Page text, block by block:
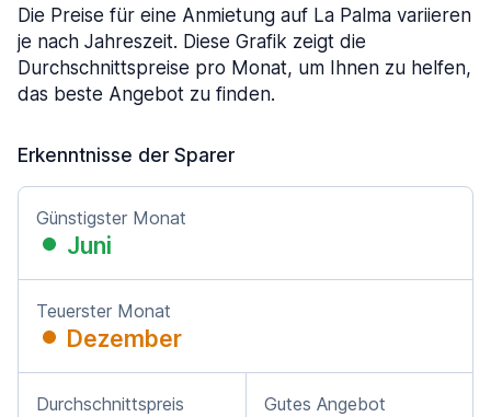
Die Preise für eine Anmietung auf La Palma variieren
je nach Jahreszeit. Diese Grafik zeigt die
Durchschnittspreise pro Monat, um Ihnen zu helfen,
das beste Angebot zu finden.
Erkenntnisse der Sparer
Günstigster Monat
Juni
Teuerster Monat
Dezember
Durchschnittspreis Gutes Angebot